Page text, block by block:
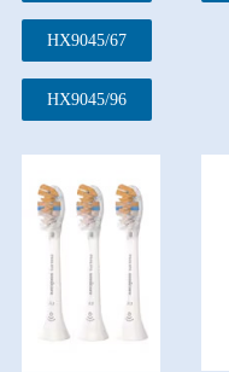
HX9045/67
HX9045/96